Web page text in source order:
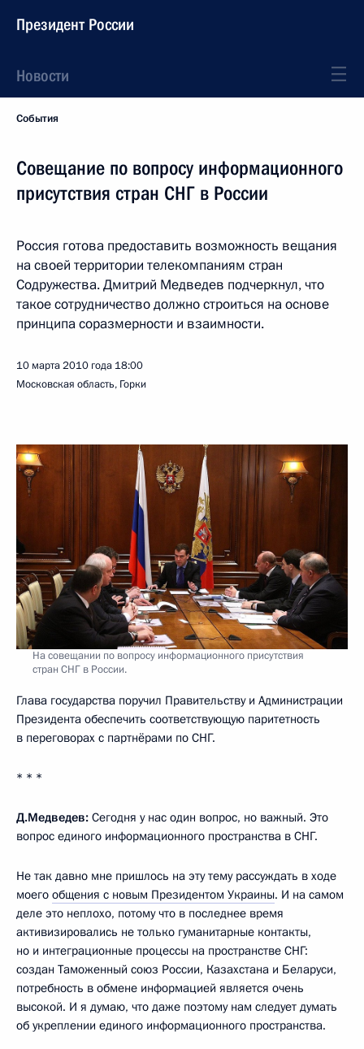
Президент России
Новости
События
Совещание по вопросу информационного
присутствия стран СНГ в России
Россия готова предоставить возможность вещания
на своей территории телекомпаниям стран
Содружества. Дмитрий Медведев подчеркнул, что
такое сотрудничество должно строиться на основе
принципа соразмерности и взаимности.
10 марта 2010 года 18:00
Московская область, Горки
На совещании по вопросу информационного присутствия
стран СНГ в России.
Глава государства поручил Правительству и Администрации
Президента обеспечить соответствующую паритетность
в переговорах с партнёрами по СНГ.
* * *
Д.Медведев: Сегодня у нас один вопрос, но важный. Это
вопрос единого информационного пространства в СНГ.
Не так давно мне пришлось на эту тему рассуждать в ходе
моего общения с новым Президентом Украины. И на самом
деле это неплохо, потому что в последнее время
активизировались не только гуманитарные контакты,
но и интеграционные процессы на пространстве СНГ:
создан Таможенный союз России, Казахстана и Беларуси,
потребность в обмене информацией является очень
высокой. И я думаю, что даже поэтому нам следует думать
об укреплении единого информационного пространства.